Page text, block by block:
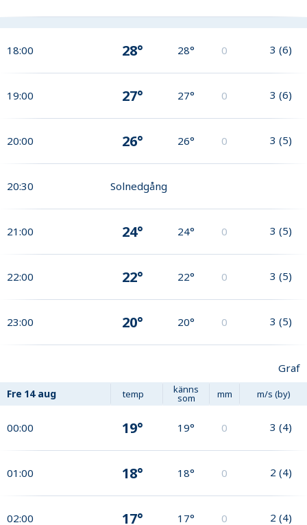
18:00 28° 28° 0 3 (6)
19:00 27° 27° 0 3 (6)
20:00 26° 26° 0 3 (5)
20:30 Solnedgång
21:00 24° 24° 0 3 (5)
22:00 22° 22° 0 3 (5)
23:00 20° 20° 0 3 (5)
Graf
Fre 14 aug temp känns
som mm m/s (by)
00:00 19° 19° 0 3 (4)
01:00 18° 18° 0 2 (4)
02:00 17° 17° 0 2 (4)